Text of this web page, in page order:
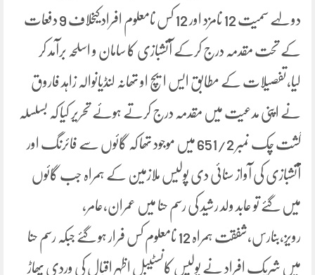
دولہے سمیت 12 نامزد اور 12 کس نامعلوم افراد کیخلاف 9 دفعات
کے تحت مقدمہ درج کرکے آتشبازی کا سامان و اسلحہ برآمد کر
لیا،تفصیلات کے مطابق ایس ایچ او تھانہ لنڈیانوالہ زاہد فاروق
نے اپنی مدعیت میں مقدمہ درج کرتے ہوئے تحریر کیا کہ بسلسلہ
گشت چک نمبر 651/2 میں موجود تھا کہ گائوں سے فائرنگ اور
آتشبازی کی آواز سنائی دی پولیس ملازمین کے ہمراہ جب گائوں
میں گئے تو عابد ولد رشید کی رسم حنا میں عمران،عامر،
رویز،بنارس،شفقت ہمراہ 12 نامعلوم کس فرار ہو گئے جبکہ رسم حنا
میں شریک افراد نے پولیس کانسٹیبل اظہر اقبال کی وردی پھاڑ